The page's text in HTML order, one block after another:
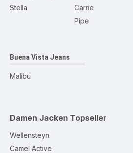
Stella
Carrie
Pipe
Buena Vista Jeans
Malibu
Damen Jacken Topseller
Wellensteyn
Camel Active